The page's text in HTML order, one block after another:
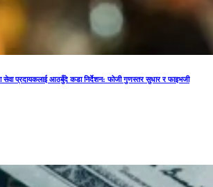
सेवा प्रदायकलाई आठबुँदे कडा निर्देशन: फोजी गुणस्तर सुधार र फाइभजी